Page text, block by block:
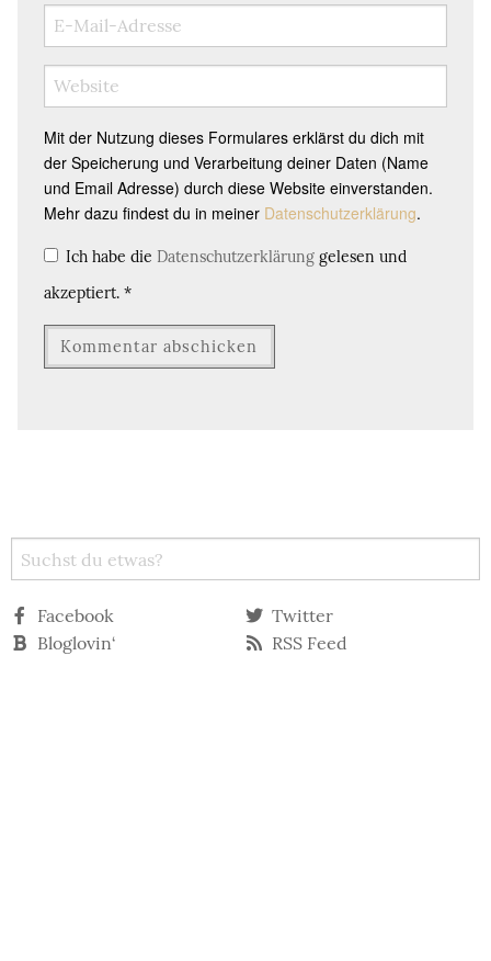
Mit der Nutzung dieses Formulares erklärst du dich mit
der Speicherung und Verarbeitung deiner Daten (Name
und Email Adresse) durch diese Website einverstanden.
Mehr dazu findest du in meiner Datenschutzerklärung.
Ich habe die Datenschutzerklärung gelesen und
akzeptiert. *
Facebook
Twitter
Bloglovin‘
RSS Feed